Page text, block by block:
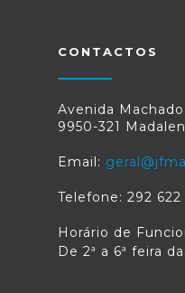
CONTACTOS
Avenida
9950-321
Email:
Telefone: 292
Horário de
De 2ª a 6ª feira